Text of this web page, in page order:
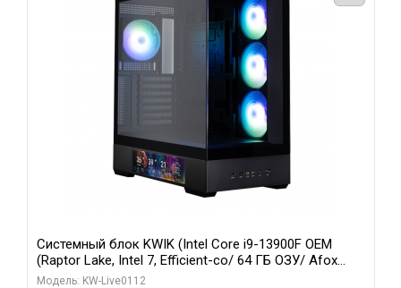
Системный блок KWIK (Intel Core i9-13900F OEM
(Raptor Lake, Intel 7, Efficient-co/ 64 ГБ ОЗУ/ Afox
RTX4090 24GB GDDR6X 384-Bit 3xDP HDMI ATX Turbo/
Модель: KW-Live0112